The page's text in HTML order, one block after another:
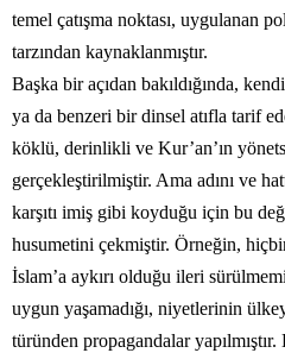
temel çatışma noktası, uygulanan
tarzından kaynaklanmıştır.
Başka bir açıdan bakıldığında,
ya da benzeri bir dinsel atıfla tarif
köklü, derinlikli ve Kur’an’ın
gerçekleştirilmiştir. Ama adını ve
karşıtı imiş gibi koyduğu için bu
husumetini çekmiştir. Örneğin,
İslam’a aykırı olduğu ileri
uygun yaşamadığı, niyetlerinin
türünden propagandalar